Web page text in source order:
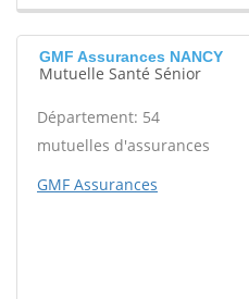
GMF Assurances NANCY
Mutuelle Santé Sénior
Département: 54
mutuelles d'assurances
GMF Assurances